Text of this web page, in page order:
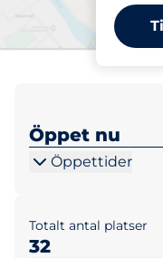
Öppet nu
Öppettider
Totalt antal platser
32